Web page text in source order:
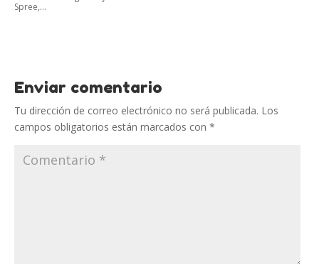
Spree,...
Enviar comentario
Tu dirección de correo electrónico no será publicada. Los
campos obligatorios están marcados con *